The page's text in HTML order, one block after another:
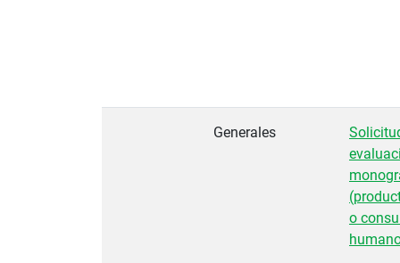
Generales
o